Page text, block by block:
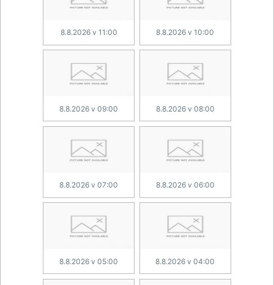
8.8.2026 v 11:00 8.8.2026 v 10:00
8.8.2026 v 09:00 8.8.2026 v 08:00
8.8.2026 v 07:00 8.8.2026 v 06:00
8.8.2026 v 05:00 8.8.2026 v 04:00